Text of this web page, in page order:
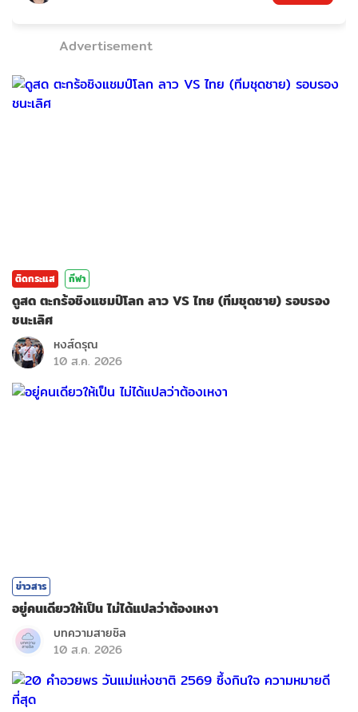
Advertisement
ติดกระแส กีฬา
ดูสด ตะกร้อชิงแชมป์โลก ลาว VS ไทย (ทีมชุดชาย) รอบรอง
ชนะเลิศ
หงส์ดรุณ
10 ส.ค. 2026
ข่าวสาร
อยู่คนเดียวให้เป็น ไม่ได้แปลว่าต้องเหงา
บทความสายชิล
10 ส.ค. 2026